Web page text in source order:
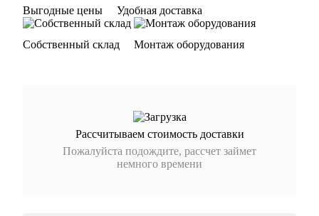
Выгодные цены Удобная доставка
Собственный склад Монтаж оборудования
Рассчитываем стоимость доставки
Пожалуйста подождите, рассчет займет
немного времени